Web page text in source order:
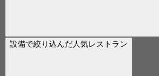
設備で絞り込んだ人気レストラン